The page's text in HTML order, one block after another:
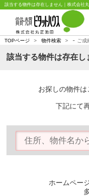
該当する物件は存在しません｜株式会社
TOPページ > 物件検索 > - ご成
該当する物件は存在し
お探しの物件は
下記にて
ホームペー